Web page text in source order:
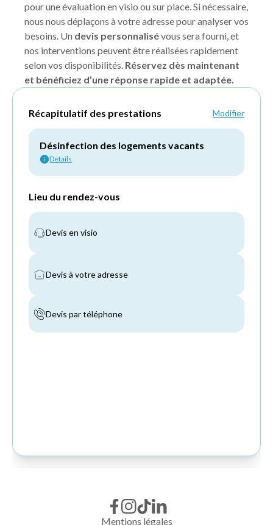
pour une évaluation en visio ou sur place. Si nécessaire,
nous nous déplaçons à votre adresse pour analyser vos
besoins. Un devis personnalisévous sera fourni, et
nos interventions peuvent être réalisées rapidement
selon vos disponibilités. Réservez dès maintenant
et bénéficiez d’une réponse rapide et adaptée.
Mentions légales